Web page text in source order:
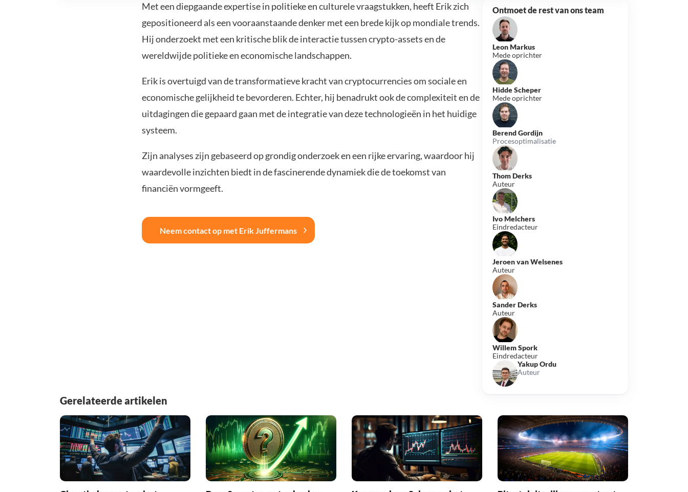
Met een diepgaande expertise in politieke en culturele vraagstukken, heeft Erik zich
gepositioneerd als een vooraanstaande denker met een brede kijk op mondiale trends.
Hij onderzoekt met een kritische blik de interactie tussen crypto-assets en de
wereldwijde politieke en economische landschappen.
Erik is overtuigd van de transformatieve kracht van cryptocurrencies om sociale en
economische gelijkheid te bevorderen. Echter, hij benadrukt ook de complexiteit en de
uitdagingen die gepaard gaan met de integratie van deze technologieën in het huidige
systeem.
Zijn analyses zijn gebaseerd op grondig onderzoek en een rijke ervaring, waardoor hij
waardevolle inzichten biedt in de fascinerende dynamiek die de toekomst van
financiën vormgeeft.
Neem contact op met Erik Juffermans
Ontmoet de rest van ons team
Leon Markus
Mede oprichter
Hidde Scheper
Mede oprichter
Berend Gordijn
Procesoptimalisatie
Thom Derks
Auteur
Ivo Melchers
Eindredacteur
Jeroen van Welsenes
Auteur
Sander Derks
Auteur
Willem Spork
Eindredacteur
Yakup Ordu
Auteur
Gerelateerde artikelen